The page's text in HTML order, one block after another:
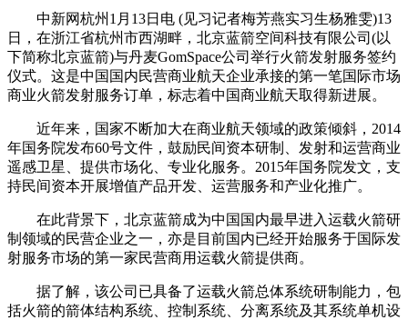
中新网杭州1月13日电 (见习记者梅芳燕实习生杨雅雯)13
日，在浙江省杭州市西湖畔，北京蓝箭空间科技有限公司(以
下简称北京蓝箭)与丹麦GomSpace公司举行火箭发射服务签约
仪式。这是中国国内民营商业航天企业承接的第一笔国际市场
商业火箭发射服务订单，标志着中国商业航天取得新进展。
近年来，国家不断加大在商业航天领域的政策倾斜，2014
年国务院发布60号文件，鼓励民间资本研制、发射和运营商业
遥感卫星、提供市场化、专业化服务。2015年国务院发文，支
持民间资本开展增值产品开发、运营服务和产业化推广。
在此背景下，北京蓝箭成为中国国内最早进入运载火箭研
制领域的民营企业之一，亦是目前国内已经开始服务于国际发
射服务市场的第一家民营商用运载火箭提供商。
据了解，该公司已具备了运载火箭总体系统研制能力，包
括火箭的箭体结构系统、控制系统、分离系统及其系统单机设